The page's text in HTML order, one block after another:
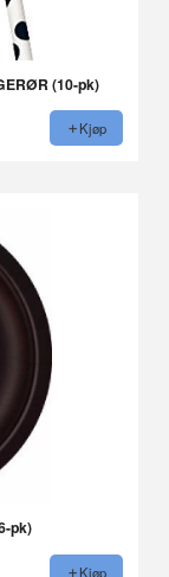
(10-pk)
Kjøp
pk)
Kjøp